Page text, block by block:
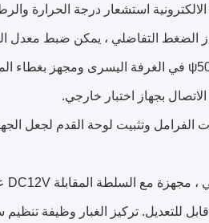
بجهاز اختبار خارجي.
للتعديل. تركيز الغبار وظيفة تنظيم